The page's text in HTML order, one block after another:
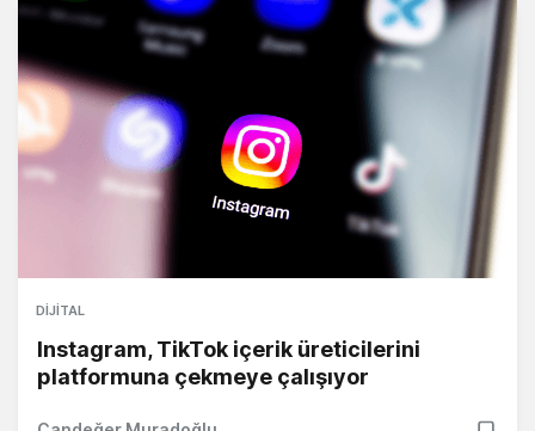
DIJITAL
Instagram, TikTok içerik üreticilerini
platformuna çekmeye çalışıyor